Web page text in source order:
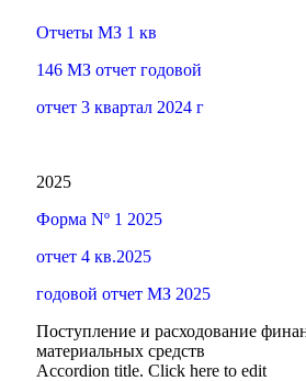
Отчеты МЗ 1 кв
146 МЗ отчет годовой
отчет 3 квартал 2024 г
2025
Форма Nº 1 2025
отчет 4 кв.2025
годовой отчет МЗ 2025
Поступление и расходование
материальных средств
Accordion title. Click here to edit